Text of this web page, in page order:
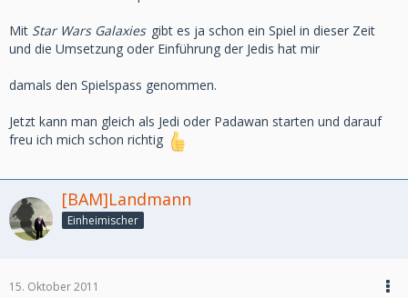
Mit Star Wars Galaxies gibt es ja schon ein Spiel in dieser Zeit
und die Umsetzung oder Einführung der Jedis hat mir
damals den Spielspass genommen.
Jetzt kann man gleich als Jedi oder Padawan starten und darauf
freu ich mich schon richtig
[BAM]Landmann
Einheimischer
15. Oktober 2011